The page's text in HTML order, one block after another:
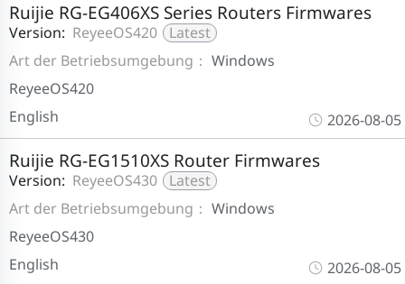
Ruijie RG-EG406XS Series Routers Firmwares
Version: ReyeeOS420
Latest
Art der Betriebsumgebung： Windows
ReyeeOS420
English
2026-08-05
Ruijie RG-EG1510XS Router Firmwares
Version: ReyeeOS430
Latest
Art der Betriebsumgebung： Windows
ReyeeOS430
English
2026-08-05